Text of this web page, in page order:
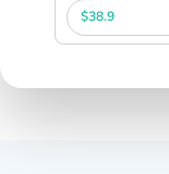
$38.9